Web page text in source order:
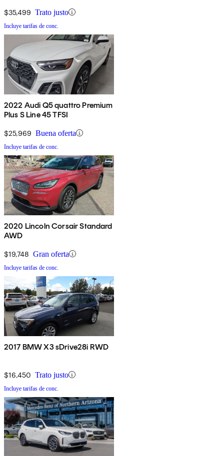
$35,499 Trato justo
Incluye tarifas de conc.
2022 Audi Q5 quattro Premium
Plus S Line 45 TFSI
$25,969 Buena oferta
Incluye tarifas de conc.
2020 Lincoln Corsair Standard
AWD
$19,748 Gran oferta
Incluye tarifas de conc.
2017 BMW X3 sDrive28i RWD
$16,450 Trato justo
Incluye tarifas de conc.